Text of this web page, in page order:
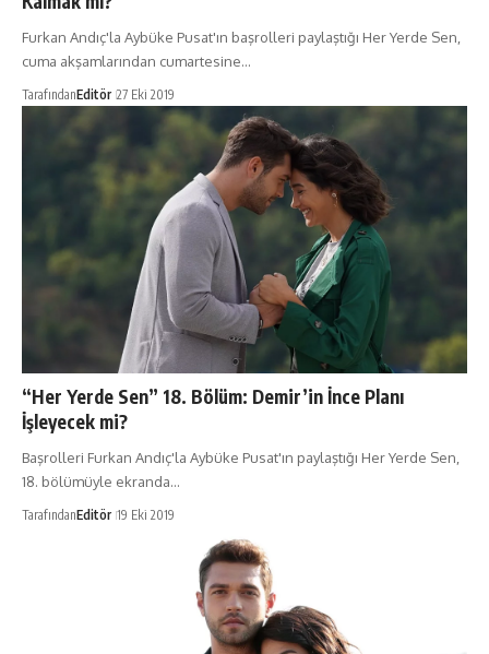
Furkan Andıç'la Aybüke Pusat'ın başrolleri paylaştığı Her Yerde Sen,
cuma akşamlarından cumartesine…
TarafındanEditör 27 Eki 2019
“Her Yerde Sen” 18. Bölüm: Demir’in İnce Planı
İşleyecek mi?
Başrolleri Furkan Andıç'la Aybüke Pusat'ın paylaştığı Her Yerde Sen,
18. bölümüyle ekranda…
TarafındanEditör 19 Eki 2019